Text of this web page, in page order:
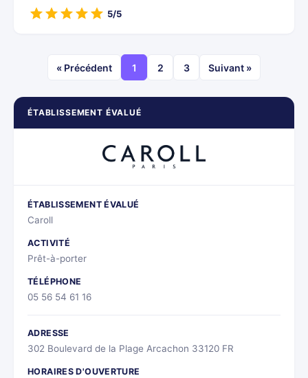
ÉTABLISSEMENT ÉVALUÉ
ÉTABLISSEMENT ÉVALUÉ
Caroll
ACTIVITÉ
Prêt-à-porter
TÉLÉPHONE
05 56 54 61 16
ADRESSE
302 Boulevard de la Plage Arcachon 33120 FR
HORAIRES D'OUVERTURE
5/5
« Précédent 1 2 3 Suivant »